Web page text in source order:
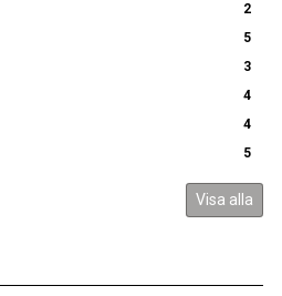
2
5
3
4
4
5
Visa alla